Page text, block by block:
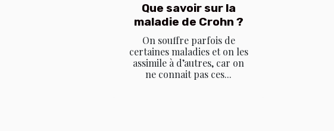
Que savoir sur la
maladie de Crohn ?
On souffre parfois de
certaines maladies et on les
assimile à d’autres, car on
ne connait pas ces...